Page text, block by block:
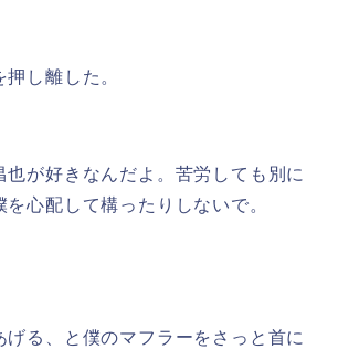
し離した。
也が好きなんだよ。苦労しても別に
心配して構ったりしないで。
げる、と僕のマフラーをさっと首に